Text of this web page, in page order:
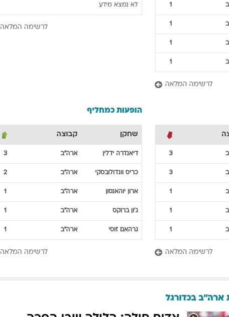
1
1
1
1
לרשימה המלאה
לא נמצא מידע
לרשימה המלאה
3
3
1
1
1
לרשימה המלאה
הופעות כמחליף
שחקן קבוצה
דיאנדרה ידלין ארה"ב 3
כריס וונדולובסקי ארה"ב 2
ארון יוהאנסון ארה"ב 1
ג'ון ברוקס ארה"ב 1
גרהאם זוסי ארה"ב 1
לרשימה המלאה
ארה"ב בכדורגל